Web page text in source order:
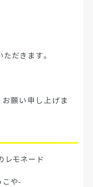
だきます。
願い申し上げま
レモネード
や-